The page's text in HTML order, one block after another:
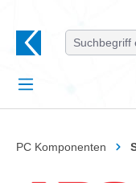
PC Komponenten